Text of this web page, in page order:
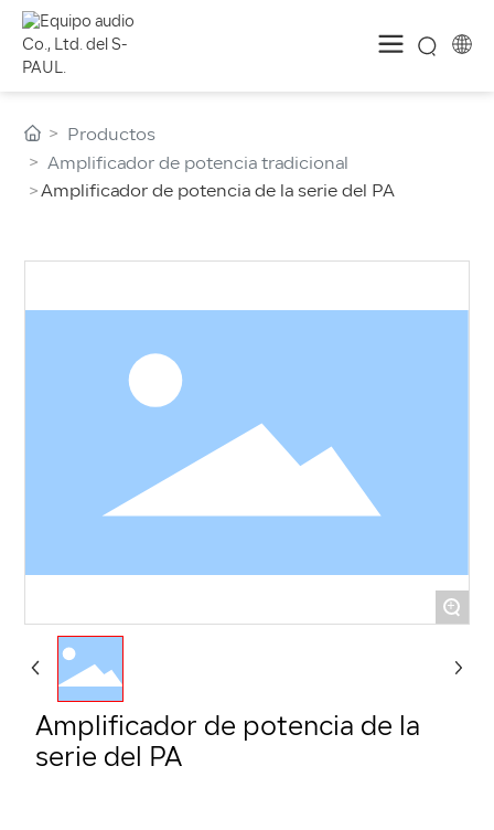
Productos
Amplificador de potencia tradicional
Amplificador de potencia de la serie del PA
+
Amplificador de potencia de la
serie del PA